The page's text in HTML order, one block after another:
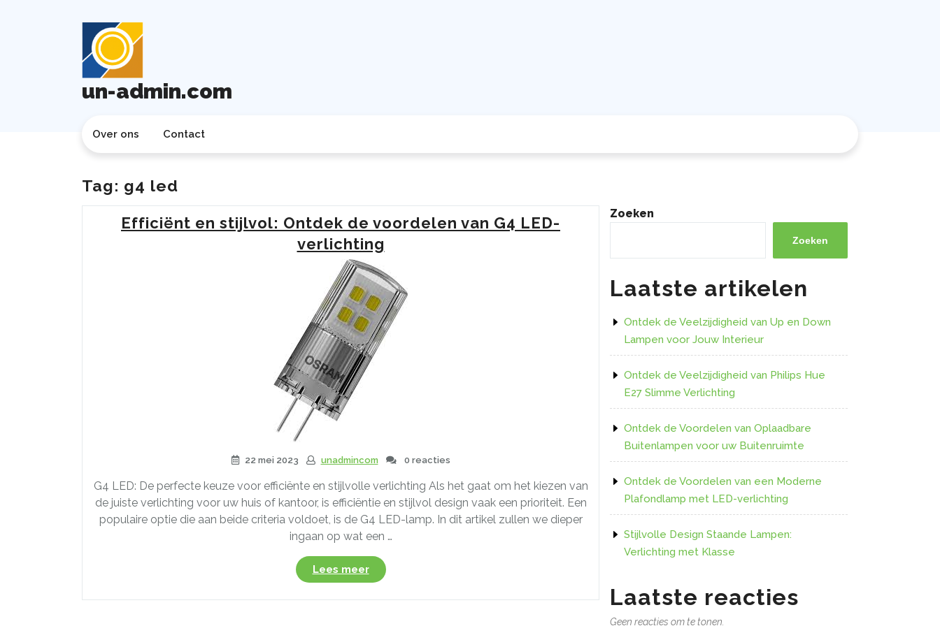
un-admin.com
Over ons Contact
Tag: g4 led
Efficiënt en stijlvol: Ontdek de voordelen van G4 LED-
verlichting
22 mei 2023 unadmincom 0 reacties
G4 LED: De perfecte keuze voor efficiënte en stijlvolle verlichting Als het gaat om het kiezen van
de juiste verlichting voor uw huis of kantoor, is efficiëntie en stijlvol design vaak een prioriteit. Een
populaire optie die aan beide criteria voldoet, is de G4 LED-lamp. In dit artikel zullen we dieper
ingaan op wat een …
Lees meer“Efficiënt
en
stijlvol:
Zoeken
Zoeken
Laatste artikelen
Ontdek de Veelzijdigheid van Up en Down
Lampen voor Jouw Interieur
Ontdek de Veelzijdigheid van Philips Hue
E27 Slimme Verlichting
Ontdek de Voordelen van Oplaadbare
Buitenlampen voor uw Buitenruimte
Ontdek de Voordelen van een Moderne
Plafondlamp met LED-verlichting
Stijlvolle Design Staande Lampen:
Verlichting met Klasse
Laatste reacties
Geen reacties om te tonen.